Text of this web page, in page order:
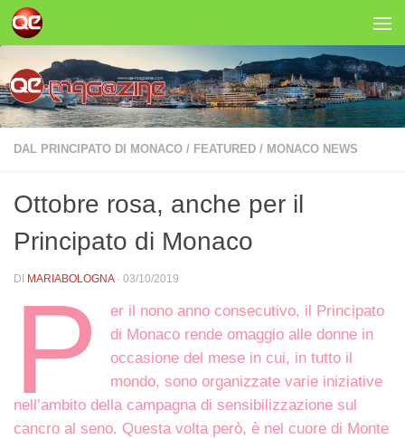
Salta al contenuto
DAL PRINCIPATO DI MONACO / FEATURED / MONACO NEWS
Ottobre rosa, anche per il
Principato di Monaco
DI MARIABOLOGNA · 03/10/2019
P
er il nono anno consecutivo, il Principato
di Monaco rende omaggio alle donne in
occasione del mese in cui, in tutto il
mondo, sono organizzate varie iniziative
nell’ambito della campagna di sensibilizzazione sul
cancro al seno. Questa volta però, è nel cuore di Monte